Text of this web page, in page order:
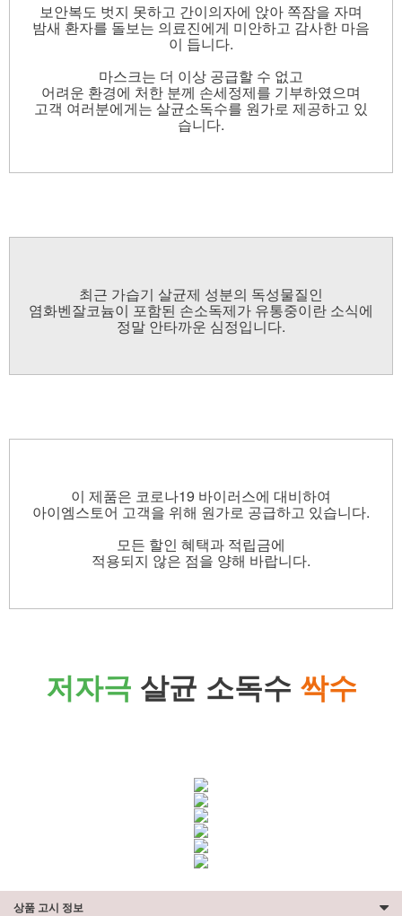
보안복도 벗지 못하고 간이의자에 앉아 쪽잠을 자며
밤새 환자를 돌보는 의료진에게 미안하고 감사한 마음
이 듭니다.
마스크는 더 이상 공급할 수 없고
어려운 환경에 처한 분께 손세정제를 기부하였으며
고객 여러분에게는 살균소독수를 원가로 제공하고 있
습니다.
최근 가습기 살균제 성분의 독성물질인
염화벤잘코늄이 포함된 손소독제가 유통중이란 소식에
정말 안타까운 심정입니다.
이 제품은 코로나19 바이러스에 대비하여
아이엠스토어 고객을 위해 원가로 공급하고 있습니다.
모든 할인 혜택과 적립금에
적용되지 않은 점을 양해 바랍니다.
저자극 살균 소독수 싹수
상품 고시 정보